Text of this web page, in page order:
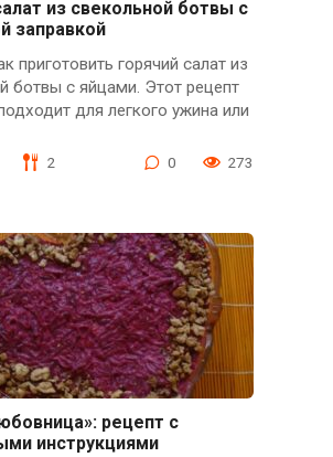
из свекольной ботвы с
заправкой
приготовить горячий салат из
ботвы с яйцами. Этот рецепт
для легкого ужина или
2 0 273
рецепт с
инструкциями